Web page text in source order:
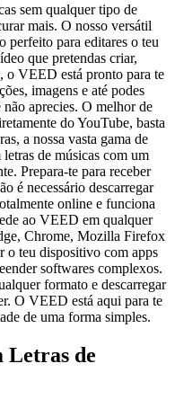
sem qualquer tipo de
mais. O nosso versátil
perfeito para editares o teu
que pretendas criar,
o VEED está pronto para te
imagens e até podes
aprecies. O melhor de
do YouTube, basta
a nossa vasta gama de
de músicas com um
Prepara-te para receber
é necessário descarregar
online e funciona
ao VEED em qualquer
Chrome, Mozilla Firefox
o teu dispositivo com apps
softwares complexos.
formato e descarregar
O VEED está aqui para te
de uma forma simples.
Letras de